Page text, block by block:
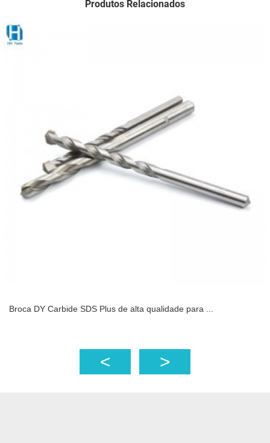
Produtos Relacionados
Broca DY Carbide SDS Plus de alta qualidade para ...